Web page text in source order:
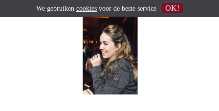
We gebruiken cookies voor de beste service OK!